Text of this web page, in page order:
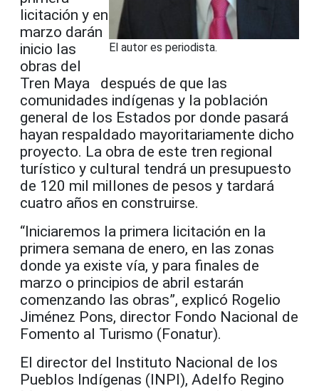
El autor es periodista.
licitación y en
marzo darán
inicio las
obras del
Tren Maya después de que las
comunidades indígenas y la población
general de los Estados por donde pasará
hayan respaldado mayoritariamente dicho
proyecto. La obra de este tren regional
turístico y cultural tendrá un presupuesto
de 120 mil millones de pesos y tardará
cuatro años en construirse.
“Iniciaremos la primera licitación en la
primera semana de enero, en las zonas
donde ya existe vía, y para finales de
marzo o principios de abril estarán
comenzando las obras”, explicó Rogelio
Jiménez Pons, director Fondo Nacional de
Fomento al Turismo (Fonatur).
El director del Instituto Nacional de los
Pueblos Indígenas (INPI), Adelfo Regino